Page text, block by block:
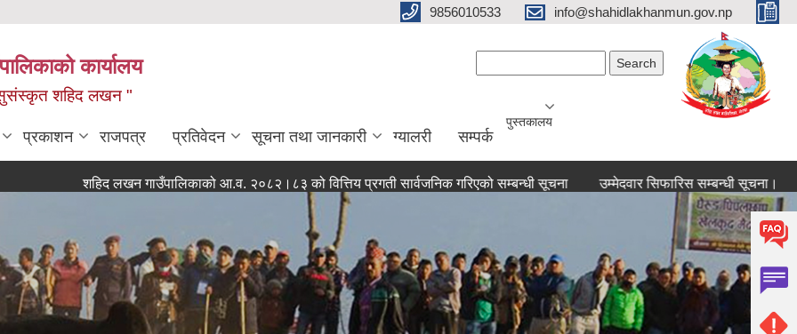
9856010533 info@shahidlakhanmun.gov.np
कार्यालय
सुसंस्कृत शहिद लखन "
प्रकाशन राजपत्र प्रतिवेदन सूचना तथा जानकारी ग्यालरी सम्पर्क
पुस्तकालय
शहिद लखन गाउँपालिकाको आ.व. २०८२।८३ को वित्तिय प्रगती सार्वजनिक गरिएको सम्बन्धी सूचना
उम्मेदवार सिफारिस सम्बन्धी सूचना।
1